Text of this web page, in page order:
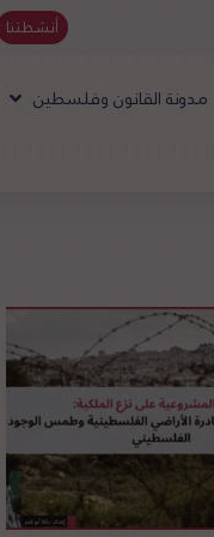
أنشطتنا
مدونة القانون وفلسطين